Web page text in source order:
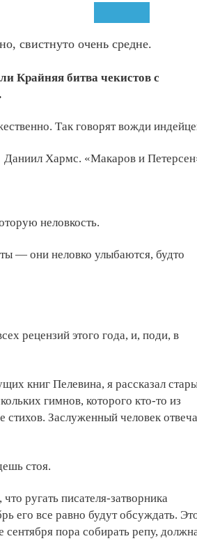
свистнуто очень средне.
Крайняя битва чекистов с
Так говорят вожди
Даниил Хармс. «Макаров и
неловкость.
— они неловко улыбаются, будто
рецензий этого года, и, поди, в
книг Пелевина, я рассказал
гимнов, которого кто-то из
стихов. Заслуженный человек
стоя.
ругать писателя-затворника
его все равно будут обсуждать.
пора собирать репу,